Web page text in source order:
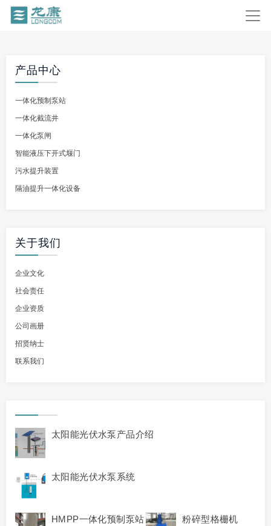
产品中心
一体化预制泵站
一体化截流井
一体化泵闸
智能液压下开式堰门
污水提升装置
隔油提升一体化设备
关于我们
企业文化
社会责任
企业资质
公司画册
招贤纳士
联系我们
太阳能光伏水泵产品介绍
太阳能光伏水泵系统
HMPP一体化预制泵站 粉碎型格栅机